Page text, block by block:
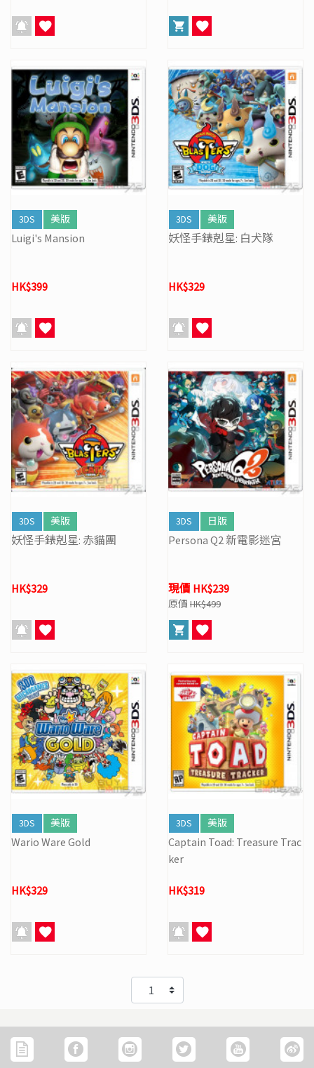
3DS 美版
Luigi's Mansion
HK$399
3DS 美版
妖怪手錶剋星: 白犬隊
HK$329
3DS 美版
妖怪手錶剋星: 赤貓團
HK$329
3DS 日版
Persona Q2 新電影迷宮
現價 HK$239
原價 HK$499
3DS 美版
Wario Ware Gold
HK$329
3DS 美版
Captain Toad: Treasure Trac
ker
HK$319